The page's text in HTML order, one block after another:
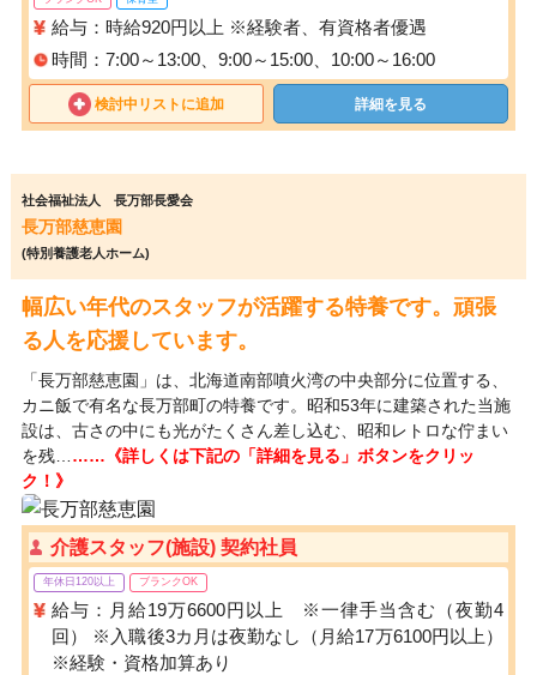
給与：時給920円以上 ※経験者、有資格者優遇
時間：7:00～13:00、9:00～15:00、10:00～16:00
検討中リストに追加 詳細を見る
社会福祉法人 長万部長愛会
長万部慈恵園
(特別養護老人ホーム)
幅広い年代のスタッフが活躍する特養です。頑張
る人を応援しています。
「長万部慈恵園」は、北海道南部噴火湾の中央部分に位置する、
カニ飯で有名な長万部町の特養です。昭和53年に建築された当施
設は、古さの中にも光がたくさん差し込む、昭和レトロな佇まい
を残… ……《詳しくは下記の「詳細を見る」ボタンをクリッ
ク！》
介護スタッフ(施設) 契約社員
年休日120以上 ブランクOK
給与：月給19万6600円以上 ※一律手当含む（夜勤4
回） ※入職後3カ月は夜勤なし（月給17万6100円以上）
※経験・資格加算あり